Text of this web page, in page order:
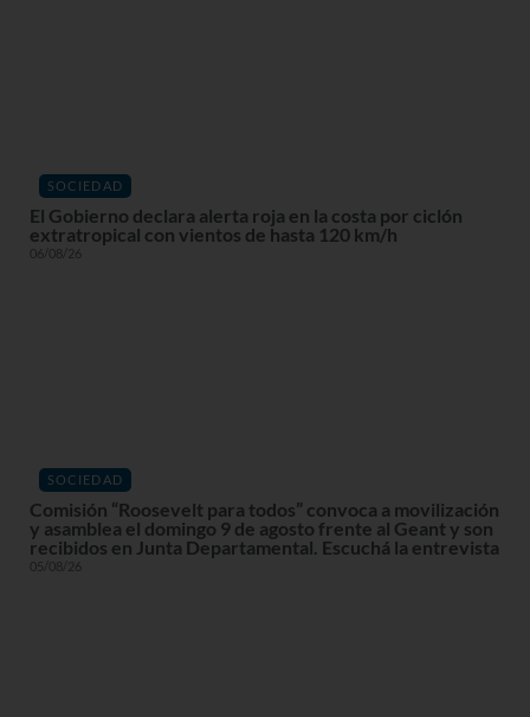
SOCIEDAD
El Gobierno declara alerta roja en la costa por ciclón
extratropical con vientos de hasta 120 km/h
06/08/26
SOCIEDAD
Comisión “Roosevelt para todos” convoca a movilización
y asamblea el domingo 9 de agosto frente al Geant y son
recibidos en Junta Departamental. Escuchá la entrevista
05/08/26